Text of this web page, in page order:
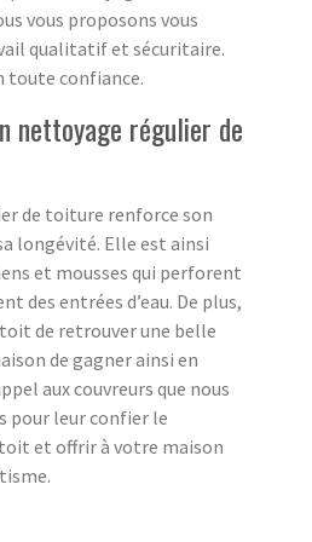
vous proposons vous
qualitatif et sécuritaire.
toute confiance.
nettoyage régulier de
de toiture renforce son
longévité. Elle est ainsi
et mousses qui perforent
des entrées d’eau. De plus,
de retrouver une belle
de gagner ainsi en
aux couvreurs que nous
pour leur confier le
et offrir à votre maison